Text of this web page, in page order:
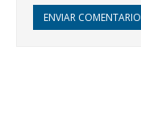
ENVIAR COMENTARIO